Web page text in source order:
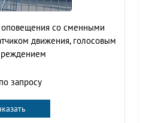
оповещения со сменными
движения, голосовым
запросу